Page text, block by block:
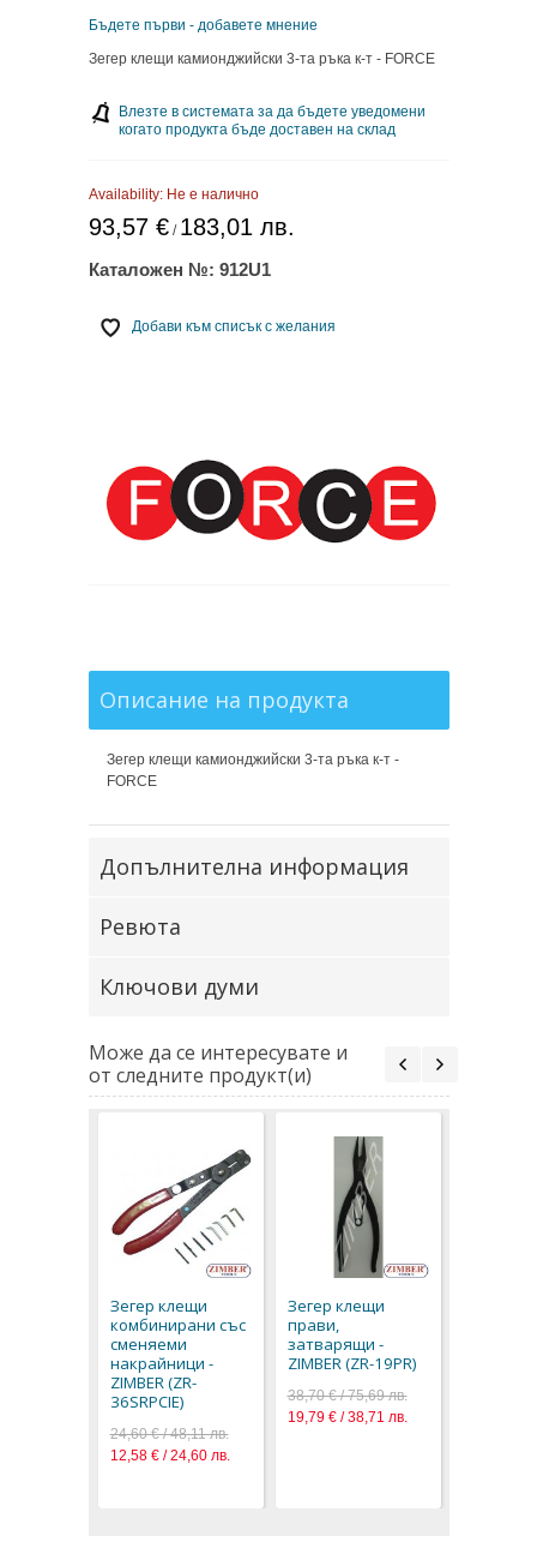
Бъдете първи - добавете мнение
Зегер клещи камионджийски 3-та ръка к-т - FORCE
Влезте в системата за да бъдете уведомени
когато продукта бъде доставен на склад
Availability: Не е налично
93,57 €/ 183,01 лв.
Каталожен №: 912U1
Добави към списък с желания
Описание на продукта
Зегер клещи камионджийски 3-та ръка к-т -
FORCE
Допълнителна информация
Ревюта
Ключови думи
Може да се интересувате и
от следните продукт(и)
Зегер клещи
комбинирани със
сменяеми
накрайници -
ZIMBER (ZR-
36SRPCIE)
24,60 € / 48,11 лв.
12,58 € / 24,60 лв.
Зегер клещи
прави,
затварящи -
ZIMBER (ZR-19PR)
38,70 € / 75,69 лв.
19,79 € / 38,71 лв.